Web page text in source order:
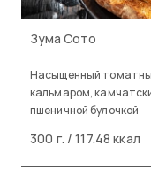
Зума Сото
Насыщенный
кальмаром,
пшеничной булочкой
300 г. / 117.48 ккал